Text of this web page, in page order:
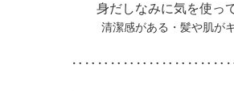
身だしなみに気を使っ
清潔感がある・髪や肌が